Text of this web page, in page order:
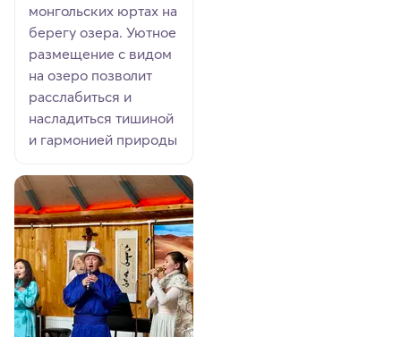
монгольских юртах на
берегу озера. Уютное
размещение с видом
на озеро позволит
расслабиться и
насладиться тишиной
и гармонией природы